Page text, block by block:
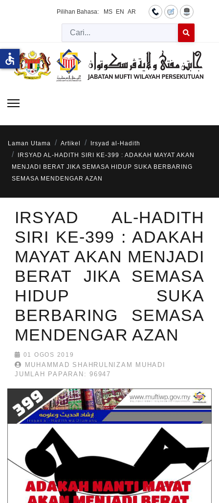
Pilihan Bahasa: MS EN AR
Cari
Laman Utama Artikel
Irsyad al-Hadith
IRSYAD AL-HADITH SIRI KE-399 : ADAKAH MAYAT AKAN
MENJADI BERAT JIKA SEMASA HIDUP SUKA BERBARING
SEMASA MENDENGAR AZAN
IRSYAD AL-HADITH
SIRI KE-399 : ADAKAH
MAYAT AKAN MENJADI
BERAT JIKA SEMASA
HIDUP SUKA
BERBARING SEMASA
MENDENGAR AZAN
01 OGOS 2019
MUHAMMAD SHAHRULNIZAM MUHADI
JUMLAH PAPARAN: 96947
accessible